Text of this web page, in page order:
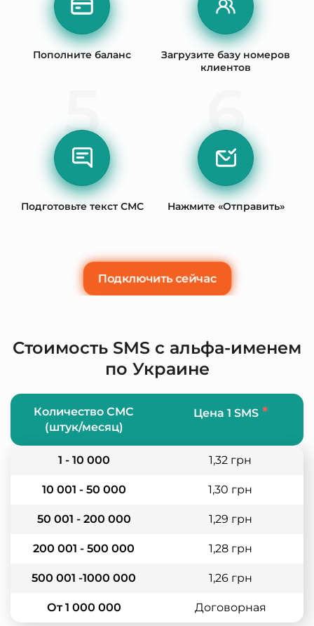
Пополните баланс
Загрузите базу номеров
клиентов
5
Подготовьте текст СМС
6
Нажмите «Отправить»
Подключить сейчас
Стоимость SMS с альфа-именем
по Украине
Количество СМС
(штук/месяц)
Цена 1 SMS *
1 - 10 000 1,32 грн
10 001 - 50 000 1,30 грн
50 001 - 200 000 1,29 грн
200 001 - 500 000 1,28 грн
500 001 -1000 000 1,26 грн
От 1 000 000 Договорная